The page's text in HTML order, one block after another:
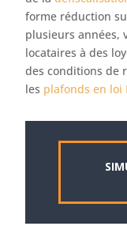
forme réduction
plusieurs années,
locataires à des
des conditions de
les plafonds en loi